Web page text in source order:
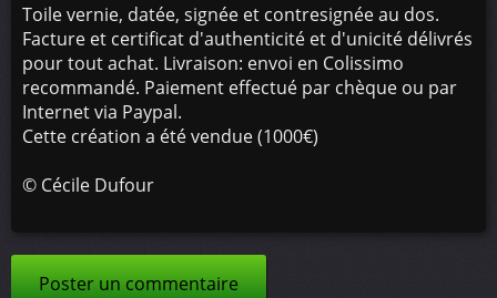
Toile vernie, datée, signée et contresignée au dos.
Facture et certificat d'authenticité et d'unicité délivrés
pour tout achat. Livraison: envoi en Colissimo
recommandé. Paiement effectué par chèque ou par
Internet via Paypal.
Cette création a été vendue (1000€)
© Cécile Dufour
Poster un commentaire